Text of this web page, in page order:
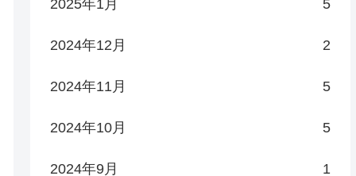
2025年1月 5
2024年12月 2
2024年11月 5
2024年10月 5
2024年9月 1